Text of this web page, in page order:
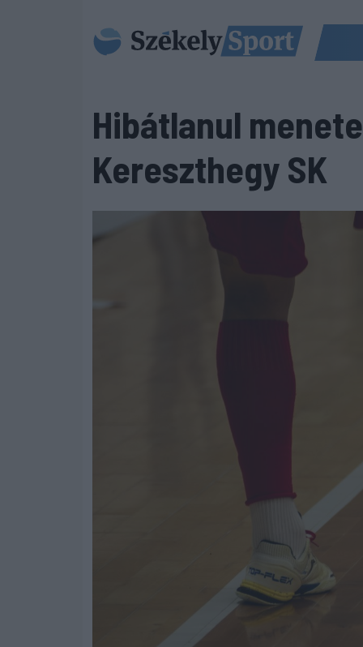
Hibátlanul
Kereszthegy SK